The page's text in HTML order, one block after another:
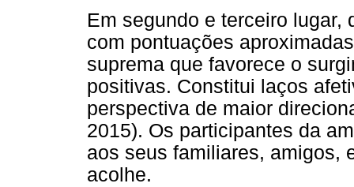
Em segundo e terceiro lugar,
com pontuações
suprema que favorece o
positivas. Constitui laços
perspectiva de maior
2015). Os participantes da
aos seus familiares, amigos,
acolhe.